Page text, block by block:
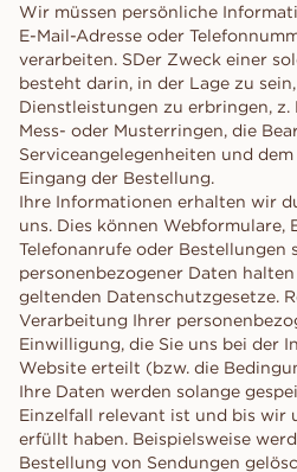
Wir müssen persönliche
E-Mail-Adresse oder
verarbeiten. SDer Zweck einer
besteht darin, in der Lage zu
Dienstleistungen zu erbringen, z.
Mess- oder Musterringen, die
Serviceangelegenheiten und
Eingang der Bestellung.
Ihre Informationen erhalten wir
uns. Dies können Webformulare,
Telefonanrufe oder Bestellungen
personenbezogener Daten
geltenden Datenschutzgesetze.
Verarbeitung Ihrer
Einwilligung, die Sie uns bei der
Website erteilt (bzw. die
Ihre Daten werden solange
Einzelfall relevant ist und bis wir
erfüllt haben. Beispielsweise
Bestellung von Sendungen